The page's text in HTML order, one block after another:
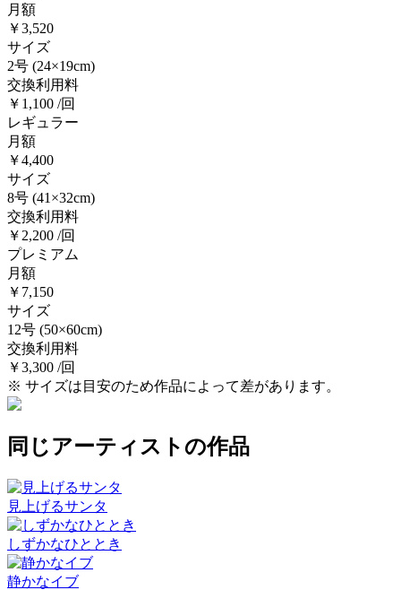
月額
￥3,520
サイズ
2号 (24×19cm)
交換利用料
￥1,100 /回
レギュラー
月額
￥4,400
サイズ
8号 (41×32cm)
交換利用料
￥2,200 /回
プレミアム
月額
￥7,150
サイズ
12号 (50×60cm)
交換利用料
￥3,300 /回
※ サイズは目安のため作品によって差があります。
同じアーティストの作品
見上げるサンタ
しずかなひととき
静かなイブ